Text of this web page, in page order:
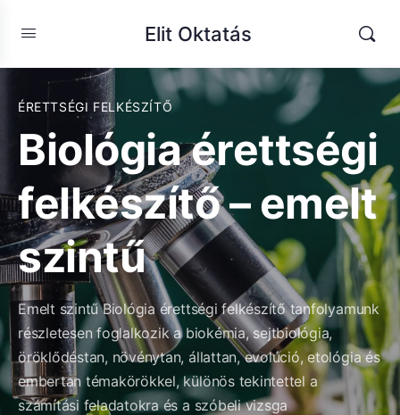
Elit Oktatás
ÉRETTSÉGI FELKÉSZÍTŐ
Biológia érettségi
felkészítő – emelt
szintű
Emelt szintű Biológia érettségi felkészítő tanfolyamunk
részletesen foglalkozik a biokémia, sejtbiológia,
öröklődéstan, növénytan, állattan, evolúció, etológia és
embertan témakörökkel, különös tekintettel a
számítási feladatokra és a szóbeli vizsga